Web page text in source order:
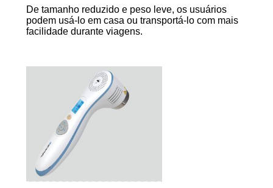
De tamanho reduzido e peso leve, os usuários
podem usá-lo em casa ou transportá-lo com mais
facilidade durante viagens.